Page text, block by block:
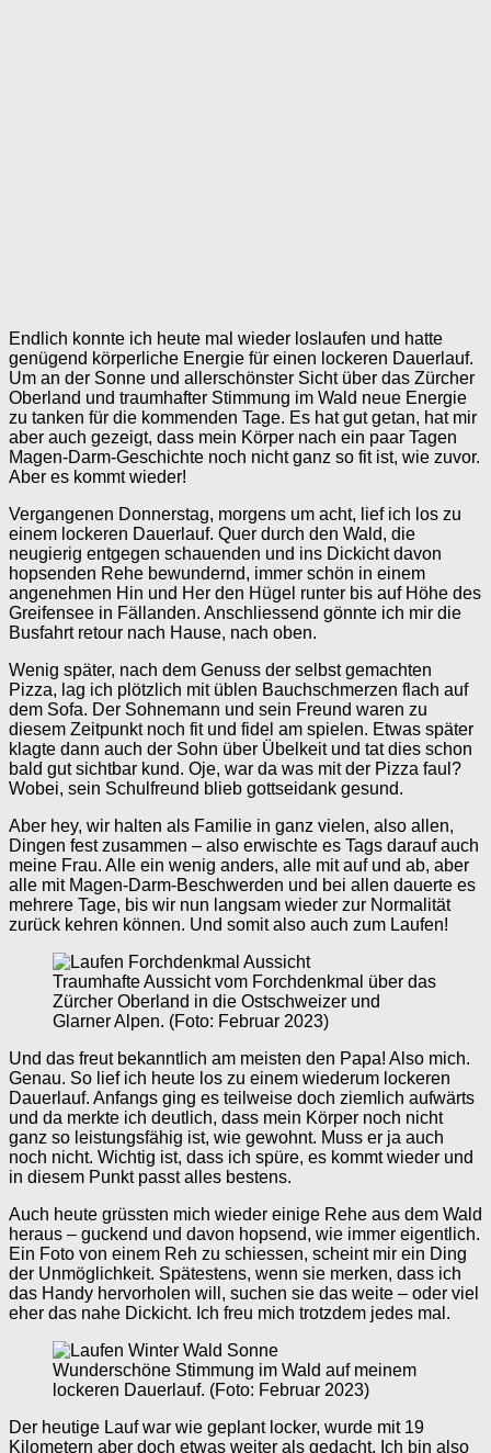
Endlich konnte ich heute mal wieder loslaufen und hatte
genügend körperliche Energie für einen lockeren Dauerlauf.
Um an der Sonne und allerschönster Sicht über das Zürcher
Oberland und traumhafter Stimmung im Wald neue Energie
zu tanken für die kommenden Tage. Es hat gut getan, hat mir
aber auch gezeigt, dass mein Körper nach ein paar Tagen
Magen-Darm-Geschichte noch nicht ganz so fit ist, wie zuvor.
Aber es kommt wieder!
Vergangenen Donnerstag, morgens um acht, lief ich los zu
einem lockeren Dauerlauf. Quer durch den Wald, die
neugierig entgegen schauenden und ins Dickicht davon
hopsenden Rehe bewundernd, immer schön in einem
angenehmen Hin und Her den Hügel runter bis auf Höhe des
Greifensee in Fällanden. Anschliessend gönnte ich mir die
Busfahrt retour nach Hause, nach oben.
Wenig später, nach dem Genuss der selbst gemachten
Pizza, lag ich plötzlich mit üblen Bauchschmerzen flach auf
dem Sofa. Der Sohnemann und sein Freund waren zu
diesem Zeitpunkt noch fit und fidel am spielen. Etwas später
klagte dann auch der Sohn über Übelkeit und tat dies schon
bald gut sichtbar kund. Oje, war da was mit der Pizza faul?
Wobei, sein Schulfreund blieb gottseidank gesund.
Aber hey, wir halten als Familie in ganz vielen, also allen,
Dingen fest zusammen – also erwischte es Tags darauf auch
meine Frau. Alle ein wenig anders, alle mit auf und ab, aber
alle mit Magen-Darm-Beschwerden und bei allen dauerte es
mehrere Tage, bis wir nun langsam wieder zur Normalität
zurück kehren können. Und somit also auch zum Laufen!
Traumhafte Aussicht vom Forchdenkmal über das
Zürcher Oberland in die Ostschweizer und
Glarner Alpen. (Foto: Februar 2023)
Und das freut bekanntlich am meisten den Papa! Also mich.
Genau. So lief ich heute los zu einem wiederum lockeren
Dauerlauf. Anfangs ging es teilweise doch ziemlich aufwärts
und da merkte ich deutlich, dass mein Körper noch nicht
ganz so leistungsfähig ist, wie gewohnt. Muss er ja auch
noch nicht. Wichtig ist, dass ich spüre, es kommt wieder und
in diesem Punkt passt alles bestens.
Auch heute grüssten mich wieder einige Rehe aus dem Wald
heraus – guckend und davon hopsend, wie immer eigentlich.
Ein Foto von einem Reh zu schiessen, scheint mir ein Ding
der Unmöglichkeit. Spätestens, wenn sie merken, dass ich
das Handy hervorholen will, suchen sie das weite – oder viel
eher das nahe Dickicht. Ich freu mich trotzdem jedes mal.
Wunderschöne Stimmung im Wald auf meinem
lockeren Dauerlauf. (Foto: Februar 2023)
Der heutige Lauf war wie geplant locker, wurde mit 19
Kilometern aber doch etwas weiter als gedacht. Ich bin also